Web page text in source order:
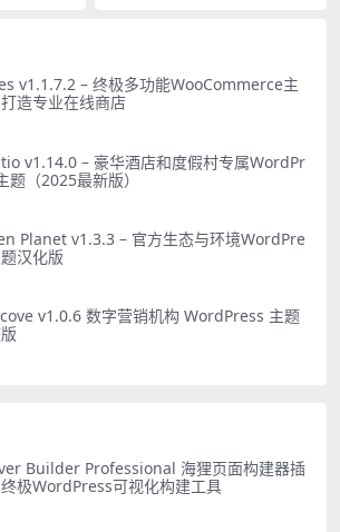
v1.1.7.2 – 终极多功能WooCommerce主
造专业在线商店
v1.14.0 – 豪华酒店和度假村专属WordPr
题（2025最新版）
Planet v1.3.3 – 官方生态与环境WordPre
汉化版
v1.0.6 数字营销机构 WordPress 主题
Builder Professional 海狸页面构建器插
极WordPress可视化构建工具